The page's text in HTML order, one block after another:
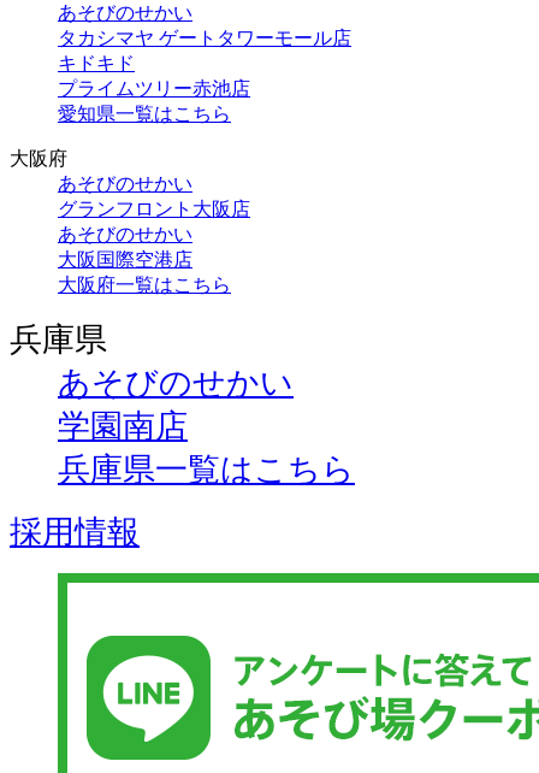
あそびのせかい
タカシマヤ ゲートタワーモール店
キドキド
プライムツリー赤池店
愛知県一覧はこちら
大阪府
あそびのせかい
グランフロント大阪店
あそびのせかい
大阪国際空港店
大阪府一覧はこちら
兵庫県
あそびのせかい
学園南店
兵庫県一覧はこちら
採用情報